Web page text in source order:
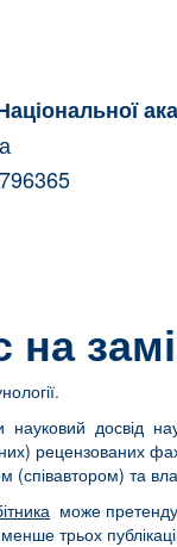
на
досвід
рецензованих
та
може
трьох